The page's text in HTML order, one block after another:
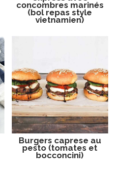
concombres marinés
(bol repas style
vietnamien)
Burgers caprese au
pesto (tomates et
bocconcini)